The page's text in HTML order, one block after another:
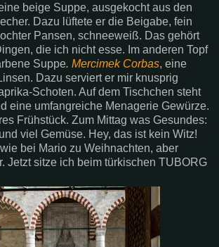
beige Suppe, ausgekocht aus den
Dazu lüftete er die Beigabe, fein
Pansen, schneeweiß. Das gehört
die ich nicht esse. Im anderen Topf
Suppe. Mercimek Corbas, eine
Dazu serviert er mir knusprig
Schoten. Auf dem Tischchen steht
eine umfangreiche Menagerie Gewürze.
Frühstück. Zum Mittag was Gesundes:
viel Gemüse. Hey, das ist kein Witz!
bei Mario zu Weihnachten, aber
Jetzt sitze ich beim türkischen TUBORG